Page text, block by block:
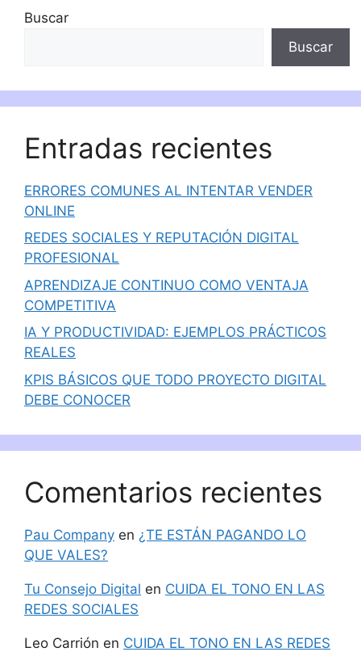
Buscar
Buscar
Entradas recientes
ERRORES COMUNES AL INTENTAR VENDER
ONLINE
REDES SOCIALES Y REPUTACIÓN DIGITAL
PROFESIONAL
APRENDIZAJE CONTINUO COMO VENTAJA
COMPETITIVA
IA Y PRODUCTIVIDAD: EJEMPLOS PRÁCTICOS
REALES
KPIS BÁSICOS QUE TODO PROYECTO DIGITAL
DEBE CONOCER
Comentarios recientes
Pau Company en ¿TE ESTÁN PAGANDO LO
QUE VALES?
Tu Consejo Digital en CUIDA EL TONO EN LAS
REDES SOCIALES
Leo Carrión en CUIDA EL TONO EN LAS REDES